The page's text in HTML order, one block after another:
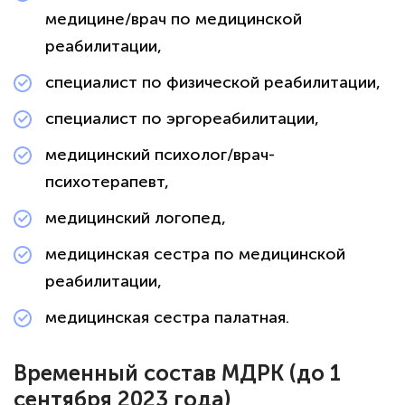
медицине/врач по медицинской
реабилитации,
специалист по физической реабилитации,
специалист по эргореабилитации,
медицинский психолог/врач-
психотерапевт,
медицинский логопед,
медицинская сестра по медицинской
реабилитации,
медицинская сестра палатная.
Временный состав МДРК (до 1
сентября 2023 года)